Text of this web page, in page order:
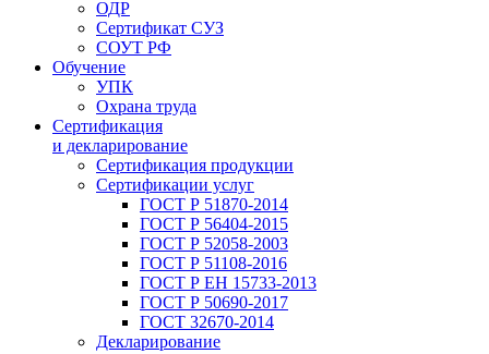
ОДР
Сертификат СУЗ
СОУТ РФ
Обучение
УПК
Охрана труда
Сертификация
и декларирование
Сертификация продукции
Сертификации услуг
ГОСТ Р 51870-2014
ГОСТ Р 56404-2015
ГОСТ Р 52058-2003
ГОСТ Р 51108-2016
ГОСТ Р ЕН 15733-2013
ГОСТ Р 50690-2017
ГОСТ 32670-2014
Декларирование